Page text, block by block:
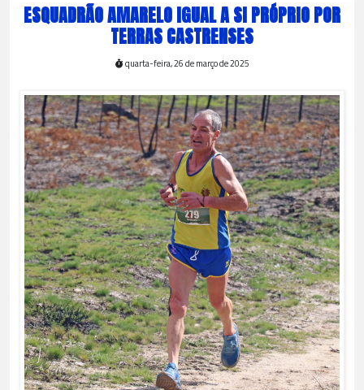
ESQUADRÃO AMARELO IGUAL A SI PRÓPRIO POR
TERRAS CASTRENSES
quarta-feira, 26 de março de 2025